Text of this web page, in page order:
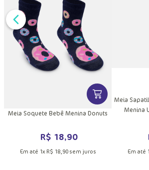
INFORMAÇÕES DO PRODUTO
VER MAIS
Meia Soquete Bebê Menina Donuts
R$ 18,90
Em até 1x R$ 18,90sem juros
Meia
Menina
Em até 1